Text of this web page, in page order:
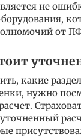
не
от
какие
нужно